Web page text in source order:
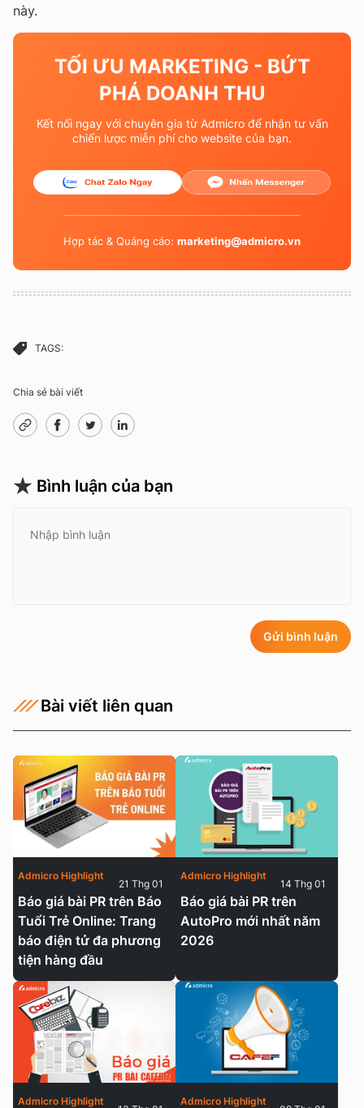
này.
TỐI ƯU MARKETING - BỨT
PHÁ DOANH THU
Kết nối ngay với chuyên gia từ Admicro để nhận tư vấn
chiến lược miễn phí cho website của bạn.
Hợp tác & Quảng cáo: marketing@admicro.vn
TAGS:
Chia sẻ bài viết
Bình luận của bạn
Gửi bình luận
Bài viết liên quan
Báo giá bài PR trên Báo
Tuổi Trẻ Online: Trang
báo điện tử đa phương
tiện hàng đầu
Admicro Highlight
21 Thg 01
Báo giá bài PR trên
AutoPro mới nhất năm
2026
Admicro Highlight
14 Thg 01
Admicro Highlight Admicro Highlight